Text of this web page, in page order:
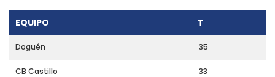
EQUIPO T
Doguén 35
CB Castillo 33